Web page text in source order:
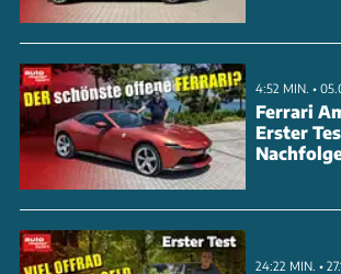
4:52 MIN. •
Ferrari
Erster
24:22 MIN. •